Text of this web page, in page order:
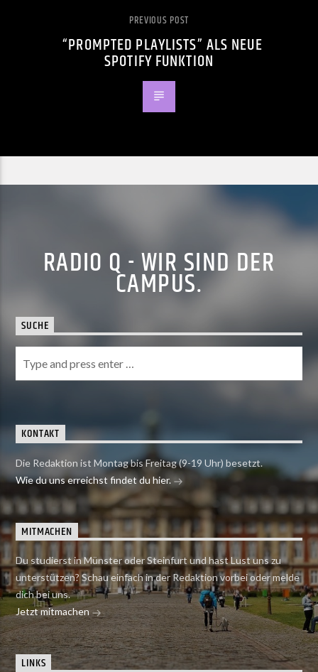
PREVIOUS POST
“PROMPTED PLAYLISTS” ALS NEUE
SPOTIFY FUNKTION
RADIO Q - WIR SIND DER
CAMPUS.
SUCHE
KONTAKT
Die Redaktion ist Montag bis Freitag (9-19 Uhr) besetzt.
Wie du uns erreichst findet du hier.
MITMACHEN
Du studierst in Münster oder Steinfurt und hast Lust uns zu
unterstützen? Schau einfach in der Redaktion vorbei oder melde
dich bei uns.
Jetzt mitmachen
LINKS